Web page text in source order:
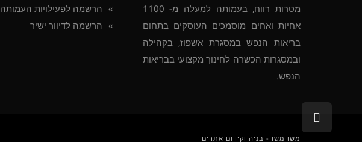
מטרות רווח, בעמותה למעלה מ- 1100
אחיות ואחים מוסמכים העוסקים בתחום
בריאות הנפש במסגרת אשפוז, בקהילה
ובמסגרות הכשרה לחינוך מקצועי בבריאות
הנפש.
הרשמה לפעילויות העמותה
הרשמה לדיוור ישיר
משו משו - בניה וקידום אתרים
לראש